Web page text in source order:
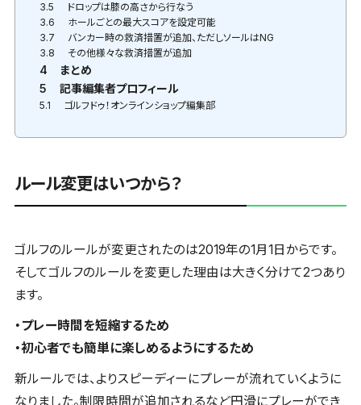
3.5
ドロップは膝の高さから行なう
3.6
ホールごとの最大スコアを設定可能
3.7
バンカー時の救済措置が追加、ただしソールはNG
3.8
その他様々な救済措置が追加
4
まとめ
5
記事編集者プロフィール
5.1 ゴルフドゥ！オンラインショップ編集部
ルール変更はいつから？
ゴルフのルールが変更されたのは2019年の1月1日からです。
そしてゴルフのルールを変更した理由は大きく分けて2つあり
ます。
・プレー時間を短縮するため
・初心者でも簡単に楽しめるようにするため
新ルールでは、よりスピーディーにプレーが流れていくように
なりました。制限時間が追加されるなど円滑にプレーができ